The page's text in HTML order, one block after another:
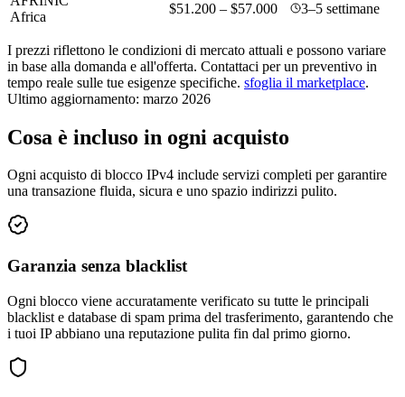
Africa
$51.200 – $57.000 3–5 settimane
I prezzi riflettono le condizioni di mercato attuali e possono variare
in base alla domanda e all'offerta. Contattaci per un preventivo in
tempo reale sulle tue esigenze specifiche. sfoglia il marketplace.
Ultimo aggiornamento: marzo 2026
Cosa è incluso in ogni acquisto
Ogni acquisto di blocco IPv4 include servizi completi per garantire
una transazione fluida, sicura e uno spazio indirizzi pulito.
Garanzia senza blacklist
Ogni blocco viene accuratamente verificato su tutte le principali
blacklist e database di spam prima del trasferimento, garantendo che
i tuoi IP abbiano una reputazione pulita fin dal primo giorno.